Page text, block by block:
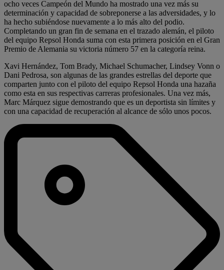
ocho veces Campeón del Mundo ha mostrado una vez más su
determinación y capacidad de sobreponerse a las adversidades, y lo
ha hecho subiéndose nuevamente a lo más alto del podio.
Completando un gran fin de semana en el trazado alemán, el piloto
del equipo Repsol Honda suma con esta primera posición en el Gran
Premio de Alemania su victoria número 57 en la categoría reina.
Xavi Hernández, Tom Brady, Michael Schumacher, Lindsey Vonn o
Dani Pedrosa, son algunas de las grandes estrellas del deporte que
comparten junto con el piloto del equipo Repsol Honda una hazaña
como esta en sus respectivas carreras profesionales. Una vez más,
Marc Márquez sigue demostrando que es un deportista sin límites y
con una capacidad de recuperación al alcance de sólo unos pocos.